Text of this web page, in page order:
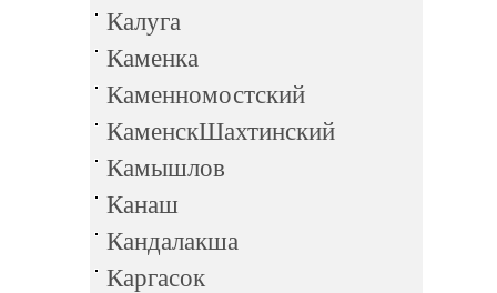
Калуга
Каменка
Каменномостский
КаменскШахтинский
Камышлов
Канаш
Кандалакша
Каргасок